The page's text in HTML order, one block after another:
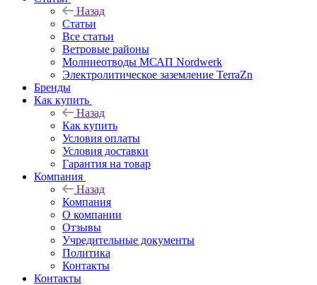
Назад
Статьи
Все статьи
Ветровые районы
Молниеотводы МСАП Nordwerk
Электролитическое заземление TerraZn
Бренды
Как купить
Назад
Как купить
Условия оплаты
Условия доставки
Гарантия на товар
Компания
Назад
Компания
О компании
Отзывы
Учредительные документы
Политика
Контакты
Контакты